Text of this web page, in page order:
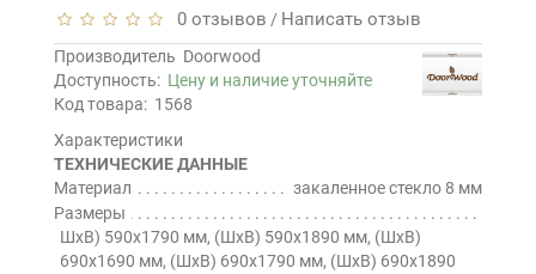
0 отзывов / Написать отзыв
Производитель Doorwood
Доступность: Цену и наличие уточняйте
Код товара: 1568
Характеристики
ТЕХНИЧЕСКИЕ ДАННЫЕ
Материал
закаленное стекло 8 мм
Размеры
ШхВ) 590х1790 мм, (ШхВ) 590х1890 мм, (ШхВ)
690х1690 мм, (ШхВ) 690х1790 мм, (ШхВ) 690х1890